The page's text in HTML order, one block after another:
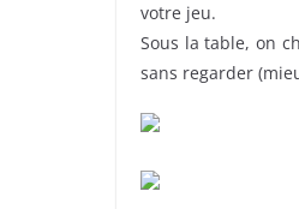
votre jeu.
Sous la table, on
sans regarder